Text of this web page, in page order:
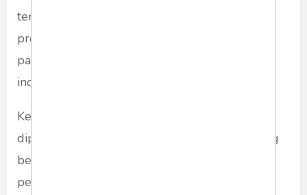
terlihat pada sikap siswa dalam mengikuti
proses pembelajaran, hasil belajar siswa, dan
partisipasi dalam kegiatan kelompok maupun
individu.
Kehadiran instruktur bahasa yang profesional
diperlukan untuk mencetak peserta didik yang
berkualitas. Tidak hanya itu saja, selain
penguasaan materi yang memadai, pengajar